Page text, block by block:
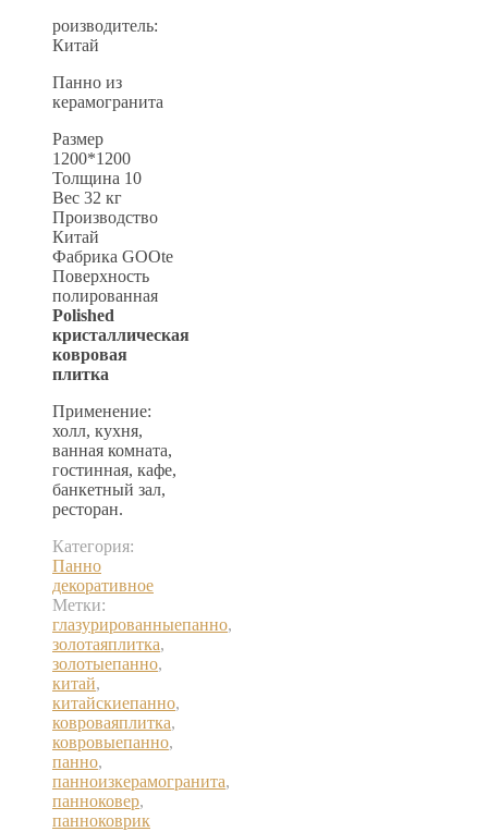
роизводитель:
Китай
Панно из
керамогранита
Размер
1200*1200
Толщина 10
Вес 32 кг
Производство
Китай
Фабрика GOOte
Поверхность
полированная
Polished
кристаллическая
ковровая
плитка
Применение:
холл, кухня,
ванная комната,
гостинная, кафе,
банкетный зал,
ресторан.
Категория:
Панно
декоративное
Метки:
глазурированныепанно,
золотаяплитка,
золотыепанно,
китай,
китайскиепанно,
ковроваяплитка,
ковровыепанно,
панно,
панноизкерамогранита,
панноковер,
панноковрик